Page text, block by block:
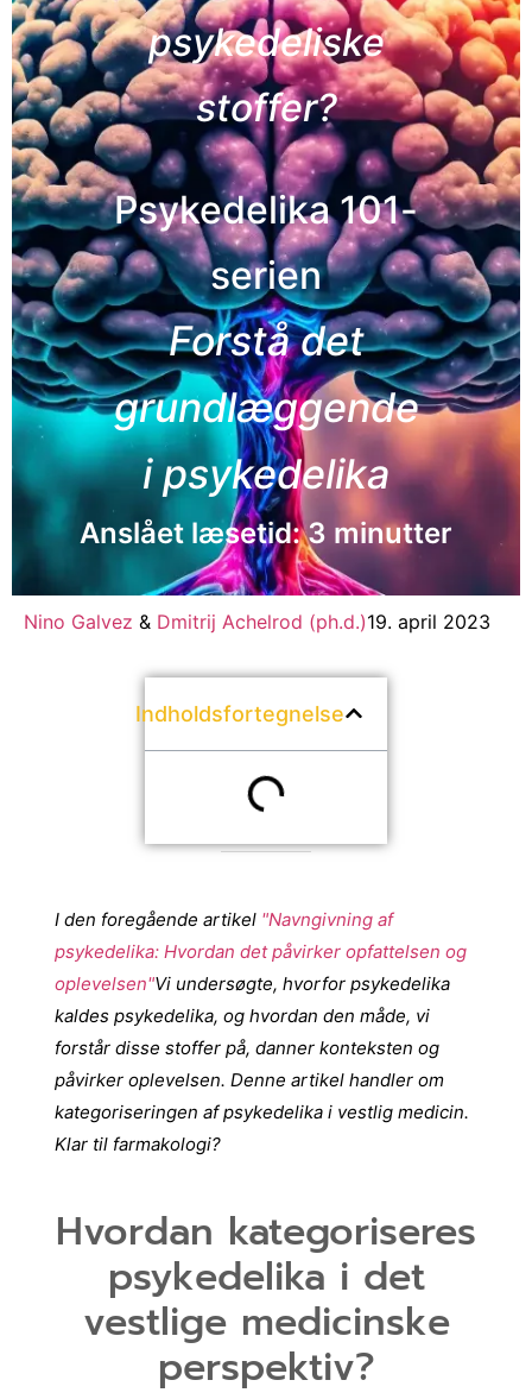
psykedeliske
stoffer?
Psykedelika 101-
serien
Forstå det
grundlæggende
i psykedelika
Anslået læsetid: 3 minutter
Nino Galvez & Dmitrij Achelrod (ph.d.)19. april 2023
Indholdsfortegnelse
I den foregående artikel "Navngivning af
psykedelika: Hvordan det påvirker opfattelsen og
oplevelsen"Vi undersøgte, hvorfor psykedelika
kaldes psykedelika, og hvordan den måde, vi
forstår disse stoffer på, danner konteksten og
påvirker oplevelsen. Denne artikel handler om
kategoriseringen af psykedelika i vestlig medicin.
Klar til farmakologi?
Hvordan kategoriseres
psykedelika i det
vestlige medicinske
perspektiv?